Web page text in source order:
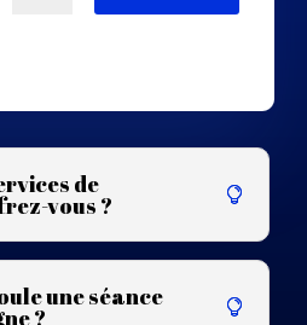
de
vous ?
une séance
?